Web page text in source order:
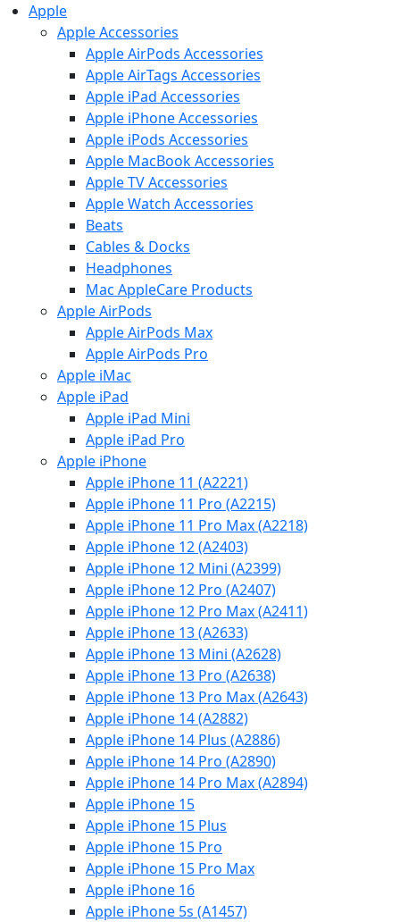
Apple
Apple Accessories
Apple AirPods Accessories
Apple AirTags Accessories
Apple iPad Accessories
Apple iPhone Accessories
Apple iPods Accessories
Apple MacBook Accessories
Apple TV Accessories
Apple Watch Accessories
Beats
Cables & Docks
Headphones
Mac AppleCare Products
Apple AirPods
Apple AirPods Max
Apple AirPods Pro
Apple iMac
Apple iPad
Apple iPad Mini
Apple iPad Pro
Apple iPhone
Apple iPhone 11 (A2221)
Apple iPhone 11 Pro (A2215)
Apple iPhone 11 Pro Max (A2218)
Apple iPhone 12 (A2403)
Apple iPhone 12 Mini (A2399)
Apple iPhone 12 Pro (A2407)
Apple iPhone 12 Pro Max (A2411)
Apple iPhone 13 (A2633)
Apple iPhone 13 Mini (A2628)
Apple iPhone 13 Pro (A2638)
Apple iPhone 13 Pro Max (A2643)
Apple iPhone 14 (A2882)
Apple iPhone 14 Plus (A2886)
Apple iPhone 14 Pro (A2890)
Apple iPhone 14 Pro Max (A2894)
Apple iPhone 15
Apple iPhone 15 Plus
Apple iPhone 15 Pro
Apple iPhone 15 Pro Max
Apple iPhone 16
Apple iPhone 5s (A1457)